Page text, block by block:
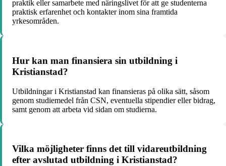
praktik eller samarbete med näringslivet för att ge studenterna
praktisk erfarenhet och kontakter inom sina framtida
yrkesområden.
Hur kan man finansiera sin utbildning i
Kristianstad?
Utbildningar i Kristianstad kan finansieras på olika sätt, såsom
genom studiemedel från CSN, eventuella stipendier eller bidrag,
samt genom att arbeta vid sidan om studierna.
Vilka möjligheter finns det till vidareutbildning
efter avslutad utbildning i Kristianstad?